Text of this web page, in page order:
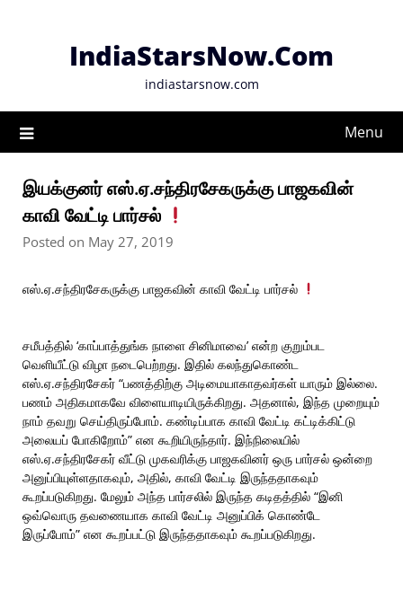
IndiaStarsNow.Com
indiastarsnow.com
Menu
இயக்குனர் எஸ்.ஏ.சந்திரசேகருக்கு பாஜகவின்
காவி வேட்டி பார்சல்
Posted on May 27, 2019
எஸ்.ஏ.சந்திரசேகருக்கு பாஜகவின் காவி வேட்டி பார்சல்
சமீபத்தில் ‘காப்பாத்துங்க நாளை சினிமாவை’ என்ற குறும்பட
வெளியீட்டு விழா நடைபெற்றது. இதில் கலந்துகொண்ட
எஸ்.ஏ.சந்திரசேகர் “பணத்திற்கு அடிமையாகாதவர்கள் யாரும் இல்லை.
பணம் அதிகமாகவே விளையாடியிருக்கிறது. அதனால், இந்த முறையும்
நாம் தவறு செய்திருப்போம். கண்டிப்பாக காவி வேட்டி கட்டிக்கிட்டு
அலையப் போகிறோம்” என கூறியிருந்தார். இந்நிலையில்
எஸ்.ஏ.சந்திரசேகர் வீட்டு முகவரிக்கு பாஜகவினர் ஒரு பார்சல் ஒன்றை
அனுப்பியுள்ளதாகவும், அதில், காவி வேட்டி இருந்ததாகவும்
கூறப்படுகிறது. மேலும் அந்த பார்சலில் இருந்த கடிதத்தில் “இனி
ஒவ்வொரு தவணையாக காவி வேட்டி அனுப்பிக் கொண்டே
இருப்போம்” என கூறப்பட்டு இருந்ததாகவும் கூறப்படுகிறது.